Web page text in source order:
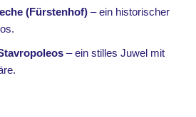
(Fürstenhof) – ein historischer
– ein stilles Juwel mit